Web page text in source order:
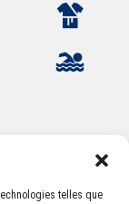
telles que